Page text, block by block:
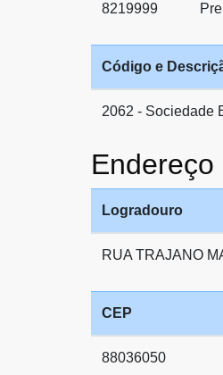
8219999
Código e
2062 - Sociedade
Logradouro
RUA TRAJANO
CEP
88036050